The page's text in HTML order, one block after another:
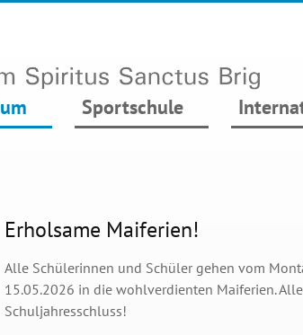
Sportschule
Erholsame Maiferien!
Alle Schülerinnen und Schüler gehen vom
15.05.2026 in die wohlverdienten Maiferien.
Schuljahresschluss!